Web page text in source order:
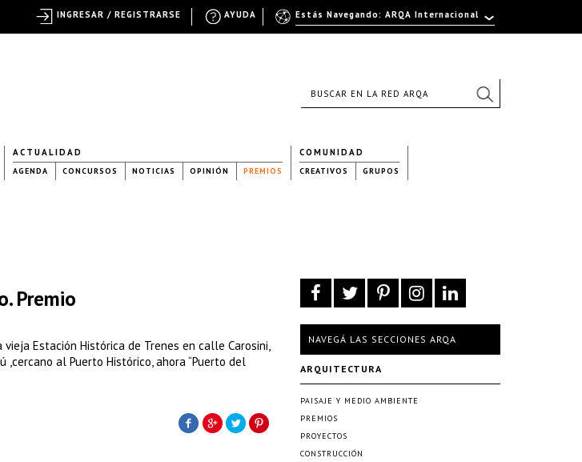
ACTUALIDAD
AGENDA CONCURSOS NOTICIAS OPINIÓN PREMIOS
COMUNIDAD
CREATIVOS GRUPOS
Premio
Estación Histórica de Trenes en calle Carosini,
al Puerto Histórico, ahora “Puerto del
NAVEGÁ LAS SECCIONES ARQA
ARQUITECTURA
PAISAJE Y MEDIO AMBIENTE
PREMIOS
PROYECTOS
CONSTRUCCIÓN
Estás Navegando: ARQA Internacional
AYUDA
INGRESAR / REGISTRARSE